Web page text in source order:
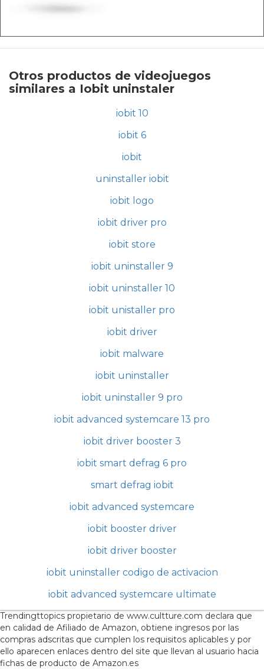
Otros productos de videojuegos
similares a Iobit uninstaler
iobit 10
iobit 6
iobit
uninstaller iobit
iobit logo
iobit driver pro
iobit store
iobit uninstaller 9
iobit uninstaller 10
iobit unistaller pro
iobit driver
iobit malware
iobit uninstaller
iobit uninstaller 9 pro
iobit advanced systemcare 13 pro
iobit driver booster 3
iobit smart defrag 6 pro
smart defrag iobit
iobit advanced systemcare
iobit booster driver
iobit driver booster
iobit uninstaller codigo de activacion
iobit advanced systemcare ultimate
Trendingttopics propietario de www.cultture.com declara que
en calidad de Afiliado de Amazon, obtiene ingresos por las
compras adscritas que cumplen los requisitos aplicables y por
ello aparecen enlaces dentro del site que llevan al usuario hacia
fichas de producto de Amazon.es